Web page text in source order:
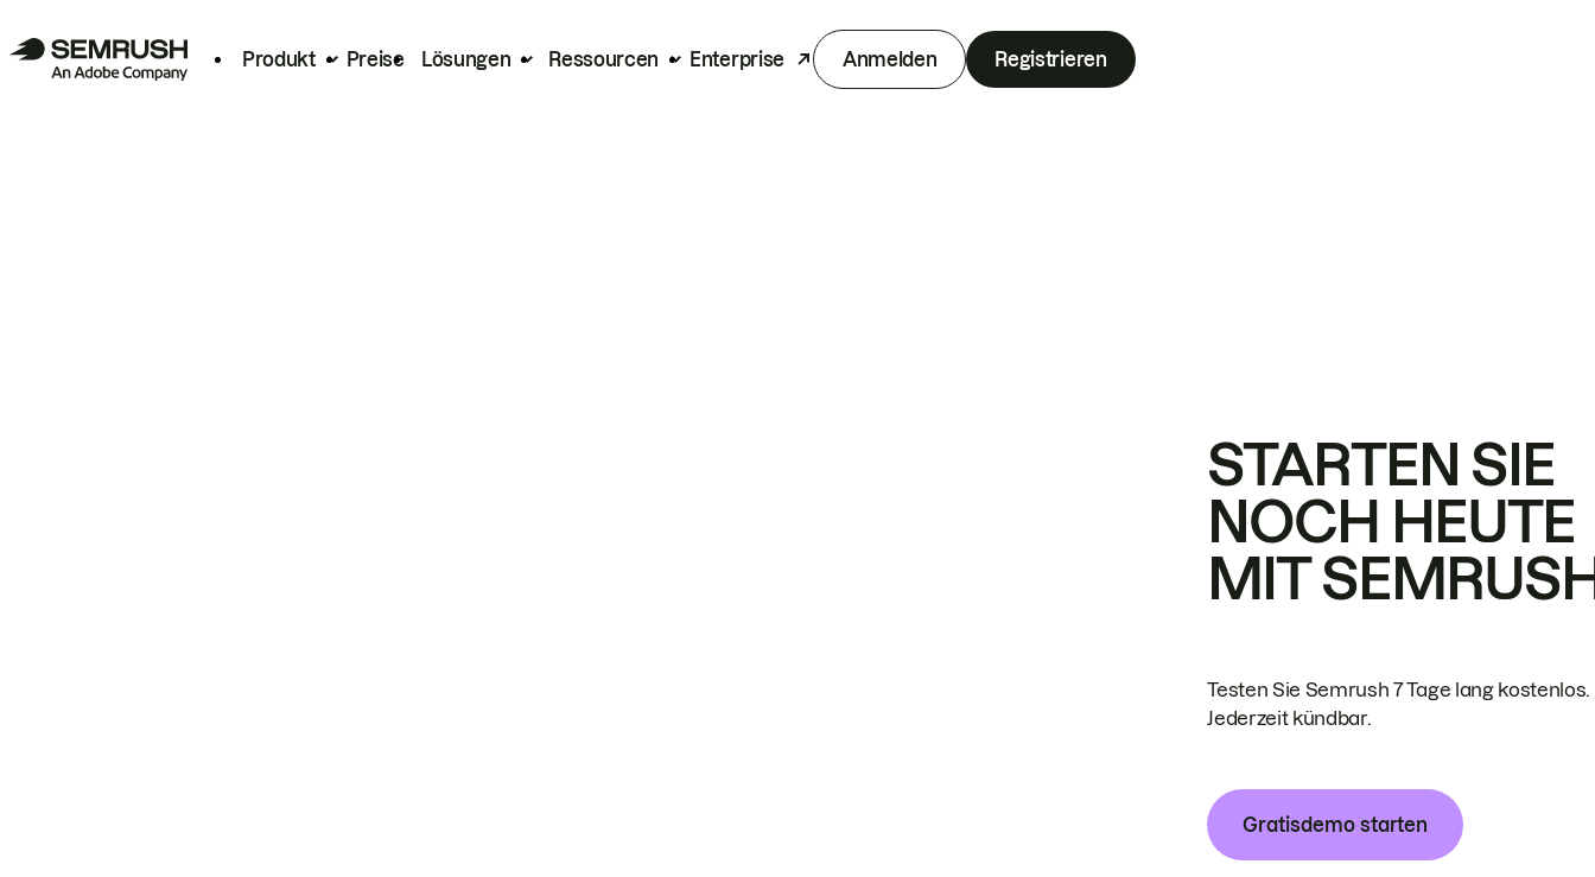
Produkt Preise Lösungen Ressourcen Enterprise Anmelden Registrieren
STARTEN SIE
NOCH HEUTE
MIT
Testen Sie Semrush 7 Tage lang kostenlos.
Jederzeit kündbar.
Gratisdemo starten